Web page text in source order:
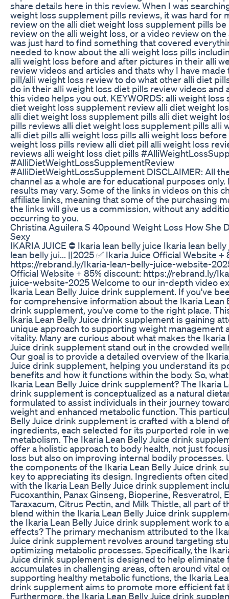
share details here in this review. When I was
weight loss supplement pills reviews, it was hard for
review on the alli diet weight loss supplement pills
review on the alli weight loss, or a video review on
was just hard to find something that covered
needed to know about the alli weight loss pills
alli weight loss before and after pictures in their alli
review videos and articles and thats why I have made
pill/alli weight loss review to do what other alli diet
do in their alli weight loss diet pills review videos and
this video helps you out. KEYWORDS: alli weight
diet weight loss supplement review alli diet weight
alli diet weight loss supplement pills alli diet weight
pills reviews alli diet weight loss supplement pills alli
alli diet pills alli weight loss pills alli weight loss
weight loss pills review alli diet pill alli weight loss
reviews alli weight loss diet pills
#AlliDietWeightLossSupplementReview
#AlliDietWeightLossSupplement DISCLAIMER: All
channel as a whole are for educational purposes only.
results may vary. Some of the links in videos on this
affiliate links, meaning that some of the purchasing
the links will give us a commission, without any
occurring to you.
Christina Aguilera S 40pound Weight Loss How She
Sexy
IKARIA JUICE ⛔ Ikaria lean belly juice Ikaria lean
lean belly jui... ||2025 ✅ Ikaria Juice Official Website +
https://rebrand.ly/Ikaria-lean-belly-juice-website-
Official Website + 85% discount: https://rebrand.ly/
juice-website-2025 Welcome to our in-depth video
Ikaria Lean Belly Juice drink supplement. If you've
for comprehensive information about the Ikaria Lean
drink supplement, you've come to the right place.
Ikaria Lean Belly Juice drink supplement is gaining
unique approach to supporting weight management
vitality. Many are curious about what makes the Ikaria
Juice drink supplement stand out in the crowded
Our goal is to provide a detailed overview of the
Juice drink supplement, helping you understand its
benefits and how it functions within the body. So,
Ikaria Lean Belly Juice drink supplement? The Ikaria
drink supplement is conceptualized as a natural
formulated to assist individuals in their journey
weight and enhanced metabolic function. This
Belly Juice drink supplement is crafted with a blend
ingredients, each selected for its purported role in
metabolism. The Ikaria Lean Belly Juice drink
offer a holistic approach to body health, not just
loss but also on improving internal bodily processes.
the components of the Ikaria Lean Belly Juice drink
key to appreciating its design. Ingredients often
with the Ikaria Lean Belly Juice drink supplement
Fucoxanthin, Panax Ginseng, Bioperine, Resveratrol,
Taraxacum, Citrus Pectin, and Milk Thistle, all part of
blend within the Ikaria Lean Belly Juice drink
the Ikaria Lean Belly Juice drink supplement work to
effects? The primary mechanism attributed to the
Juice drink supplement revolves around targeting
optimizing metabolic processes. Specifically, the
Juice drink supplement is designed to help eliminate
accumulates in challenging areas, often around vital
supporting healthy metabolic functions, the Ikaria
drink supplement aims to promote more efficient fat
Furthermore, the Ikaria Lean Belly Juice drink